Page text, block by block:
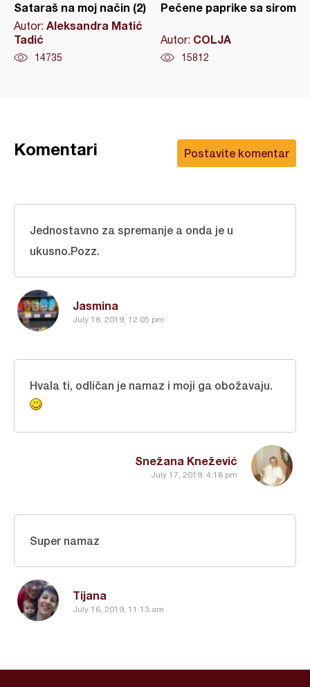
Sataraš na moj način (2)
Autor: Aleksandra Matić
Tadić
14735
Pečene paprike sa sirom
Autor: COLJA
15812
Postavite komentar
Komentari
Jasmina
July 18, 2019, 12:05 pm
Jednostavno za spremanje a onda je u
ukusno.Pozz.
Snežana Knežević
July 17, 2019, 4:18 pm
Hvala ti, odličan je namaz i moji ga obožavaju.
Tijana
July 16, 2019, 11:13 am
Super namaz